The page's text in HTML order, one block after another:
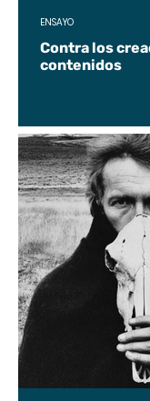
Contra los
contenidos
ENSAYO